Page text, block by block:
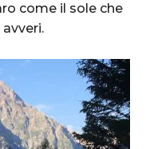
come il sole che